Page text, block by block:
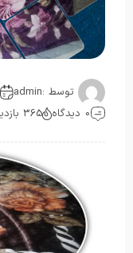
توسط :admin
0 دیدگاه
365 بازدید